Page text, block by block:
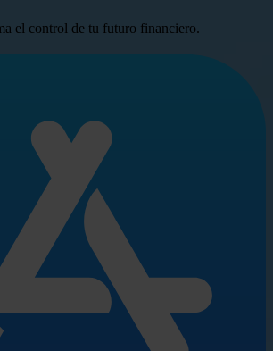
el control de tu futuro financiero.